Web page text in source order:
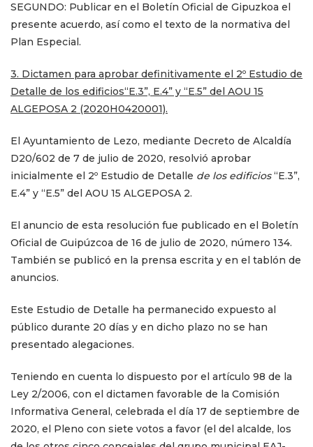
SEGUNDO: Publicar en el Boletín Oficial de Gipuzkoa el
presente acuerdo, así como el texto de la normativa del
Plan Especial.
3. Dictamen para aprobar definitivamente el 2º Estudio de
Detalle de los edificios“E.3”, E.4” y “E.5” del AOU 15
ALGEPOSA 2 (2020H0420001).
El Ayuntamiento de Lezo, mediante Decreto de Alcaldía
D20/602 de 7 de julio de 2020, resolvió aprobar
inicialmente el 2º Estudio de Detalle de los edificios“E.3”,
E.4” y “E.5” del AOU 15 ALGEPOSA 2.
El anuncio de esta resolución fue publicado en el Boletín
Oficial de Guipúzcoa de 16 de julio de 2020, número 134.
También se publicó en la prensa escrita y en el tablón de
anuncios.
Este Estudio de Detalle ha permanecido expuesto al
público durante 20 días y en dicho plazo no se han
presentado alegaciones.
Teniendo en cuenta lo dispuesto por el artículo 98 de la
Ley 2/2006, con el dictamen favorable de la Comisión
Informativa General, celebrada el día 17 de septiembre de
2020, el Pleno con siete votos a favor (el del alcalde, los